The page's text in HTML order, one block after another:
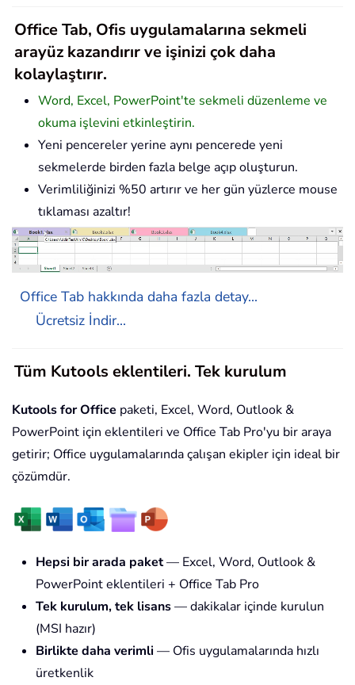
Office Tab, Ofis uygulamalarına sekmeli
arayüz kazandırır ve işinizi çok daha
kolaylaştırır.
Word, Excel, PowerPoint'te sekmeli düzenleme ve
okuma işlevini etkinleştirin.
Yeni pencereler yerine aynı pencerede yeni
sekmelerde birden fazla belge açıp oluşturun.
Verimliliğinizi %50 artırır ve her gün yüzlerce mouse
tıklaması azaltır!
Office Tab hakkında daha fazla detay...
Ücretsiz İndir...
Tüm Kutools eklentileri. Tek kurulum
Kutools for Office paketi, Excel, Word, Outlook &
PowerPoint için eklentileri ve Office Tab Pro'yu bir araya
getirir; Office uygulamalarında çalışan ekipler için ideal bir
çözümdür.
Hepsi bir arada paket— Excel, Word, Outlook &
PowerPoint eklentileri + Office Tab Pro
Tek kurulum, tek lisans— dakikalar içinde kurulun
(MSI hazır)
Birlikte daha verimli — Ofis uygulamalarında hızlı
üretkenlik